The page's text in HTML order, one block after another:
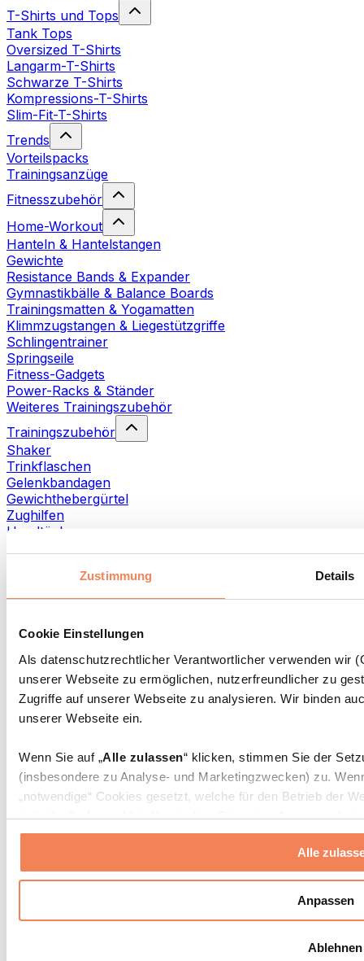
Zustimmung Details
Cookie Einstellungen
Als datenschutzrechtlicher Verantwortlicher verwenden wir
unserer Webseite zu ermöglichen, nutzerfreundlicher zu
Zugriffe auf unserer Webseite zu analysieren. Wir binden
unserer Webseite ein.
Wenn Sie auf „Alle zulassen“ klicken, stimmen Sie der
(insbesondere zu Analyse- und Marketingzwecken) zu.
„notwendige“ Cookies gesetzt, welche für den Betrieb der
individuelle Auswahl treffen, indem Sie unter „Anpassen“
erlauben“ klicken.
Weitere Informationen über die Verarbeitung Ihrer Daten
Datenschutzerklärung
Alle
Anpassen
Ablehnen
T-Shirts und Tops
Tank Tops
Oversized T-Shirts
Langarm-T-Shirts
Schwarze T-Shirts
Kompressions-T-Shirts
Slim-Fit-T-Shirts
Trends
Vorteilspacks
Trainingsanzüge
Fitnesszubehör
Home-Workout
Hanteln & Hantelstangen
Gewichte
Resistance Bands & Expander
Gymnastikbälle & Balance Boards
Trainingsmatten & Yogamatten
Klimmzugstangen & Liegestützgriffe
Schlingentrainer
Springseile
Fitness-Gadgets
Power-Racks & Ständer
Weiteres Trainingszubehör
Trainingszubehör
Shaker
Trinkflaschen
Gelenkbandagen
Gewichthebergürtel
Zughilfen
Handtücher
Faszien- und Massagerollen
Weitere Rehabilitationshilfen
Taschen & Rucksäcke
Essenstaschen und Meal-Prep-Zubehör
Sporttaschen
Zubehör nach Aktivität
Laufen
Kampfsport
Yoga & Pilates
Wandern
Rotlichttherapie